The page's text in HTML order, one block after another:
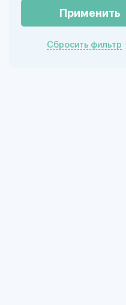
Применить
Сбросить фильтр